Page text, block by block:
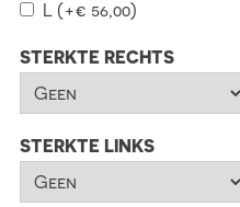
L (+€ 56,00)
STERKTE RECHTS
STERKTE LINKS